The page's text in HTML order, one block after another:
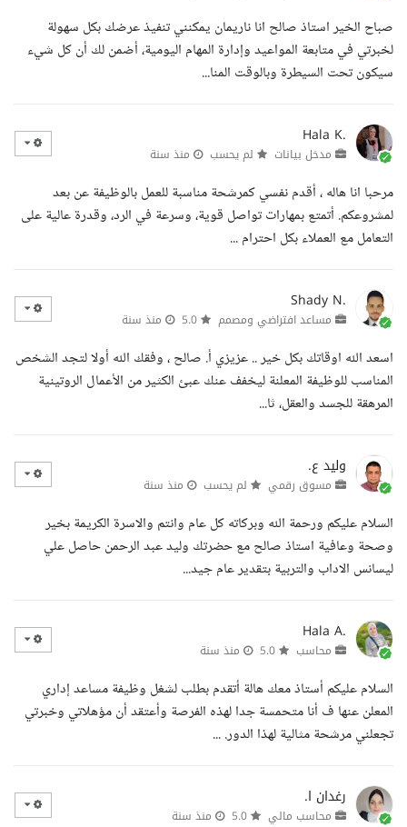
صباح الخير استاذ صالح انا ناريمان يمكنني تنفيذ عرضك بكل سهولة
لخبرتي في متابعة المواعيد وإدارة المهام اليومية، أضمن لك أن كل شيء
سيكون تحت السيطرة وبالوقت المنا...
Hala K.
مدخل بيانات لم يحسب منذ سنة
مرحبا انا هاله ، أقدم نفسي كمرشحة مناسبة للعمل بالوظيفة عن بعد
لمشروعكم. أتمتع بمهارات تواصل قوية، وسرعة في الرد، وقدرة عالية على
التعامل مع العملاء بكل احترام ...
Shady N.
مساعد افتراضي ومصمم منذ سنة
اسعد الله اوقاتك بكل خير .. عزيزي أ. صالح ، وفقك الله أولا لتجد الشخص
المناسب للوظيفة المعلنة ليخفف عنك عبئ الكثير من الأعمال الروتينية
المرهقة للجسد والعقل، ثا...
وليد ع.
مسوق رقمي لم يحسب منذ سنة
السلام عليكم ورحمة الله وبركاته كل عام وانتم والاسرة الكريمة بخير
وصحة وعافية استاذ صالح مع حضرتك وليد عبد الرحمن حاصل علي
ليسانس الاداب والتربية بتقدير عام جيد...
Hala A.
محاسب منذ سنة
السلام عليكم أستاذ معك هالة أتقدم بطلب لشغل وظيفة مساعد إداري
المعلن عنها ف أنا متحمسة جدا لهذه الفرصة وأعتقد أن مؤهلاتي وخبرتي
تجعلني مرشحة مثالية لهذا الدور. ...
رغدان ا.
محاسب مالي منذ سنة